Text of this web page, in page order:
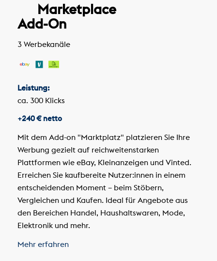
Marketplace
Add-On
3 Werbekanäle
Leistung:
ca. 300 Klicks
+240 € netto
Mit dem Add-on "Marktplatz" platzieren Sie Ihre
Werbung gezielt auf reichweitenstarken
Plattformen wie eBay, Kleinanzeigen und Vinted.
Erreichen Sie kaufbereite Nutzer:innen in einem
entscheidenden Moment – beim Stöbern,
Vergleichen und Kaufen. Ideal für Angebote aus
den Bereichen Handel, Haushaltswaren, Mode,
Elektronik und mehr.
Mehr erfahren